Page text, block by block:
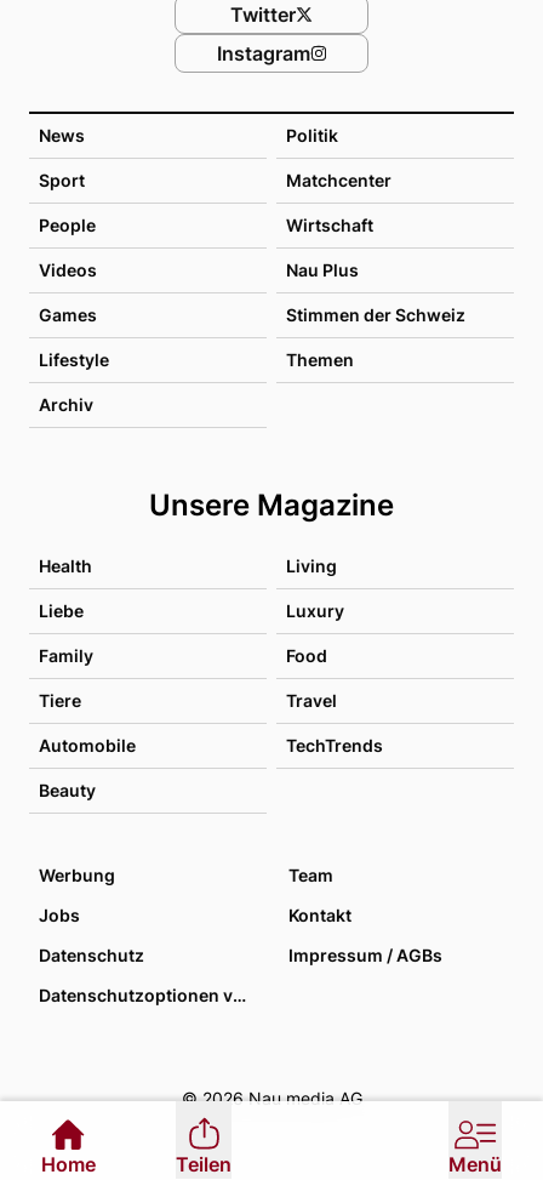
News Politik
Sport Matchcenter
People Wirtschaft
Videos Nau Plus
Games Stimmen der Schweiz
Lifestyle Themen
Archiv
Unsere Magazine
Health Living
Liebe Luxury
Family Food
Tiere Travel
Automobile TechTrends
Beauty
Twitter
Instagram
Werbung
Team
Jobs
Kontakt
Datenschutz
Impressum / AGBs
Datenschutzoptionen verwalten
© 2026 Nau media AG
Home Teilen Menü